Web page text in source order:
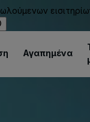
Αγαπημένα